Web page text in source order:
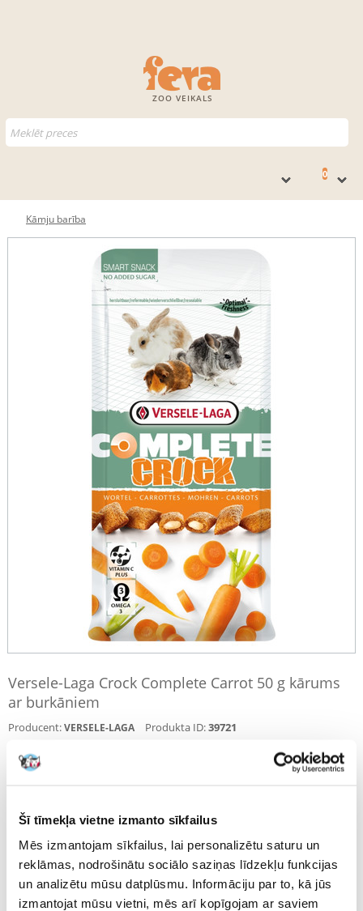
Šī tīmekļa vietne izmanto sīkfailus
Mēs izmantojam sīkfailus, lai personalizētu saturu un
reklāmas, nodrošinātu sociālo saziņas līdzekļu funkcijas
un analizētu mūsu datplūsmu. Informāciju par to, kā jūs
izmantojat mūsu vietni, mēs arī kopīgojam ar saviem
ZOO VEIKALS
0
Kāmju barība
Versele-Laga Crock Complete Carrot 50 g kārums
ar burkāniem
Producent:VERSELE-LAGA Produkta ID:39721
NOSŪTĪŠANA 48 STUNDU LAIKĀ.
Mūsu klienta fotogrāfijas
Mūsu klienta fotogrāfijas
15 ATSAUKSMES
4.9 z 5